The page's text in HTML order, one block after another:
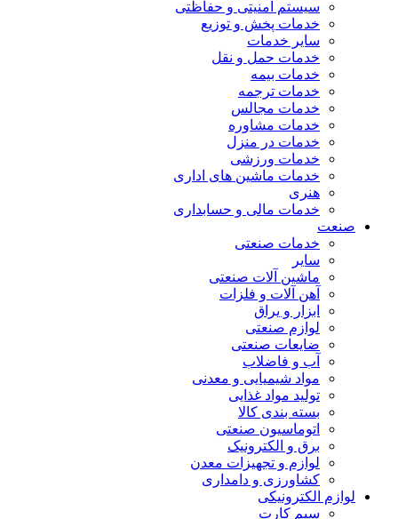
سیستم امنیتی و حفاظتی
خدمات پخش و توزیع
سایر خدمات
خدمات حمل و نقل
خدمات بیمه
خدمات ترجمه
خدمات مجالس
خدمات مشاوره
خدمات در منزل
خدمات ورزشی
خدمات ماشین های اداری
هنری
خدمات مالی و حسابداری
صنعت
خدمات صنعتی
سایر
ماشین آلات صنعتی
آهن آلات و فلزات
ابزار و یراق
لوازم صنعتی
ضایعات صنعتی
آب و فاضلاب
مواد شیمیایی و معدنی
تولید مواد غذایی
بسته بندی کالا
اتوماسیون صنعتی
برق و الکترونیک
لوازم و تجهیزات معدن
کشاورزی و دامداری
لوازم الکترونیکی
سیم کارت